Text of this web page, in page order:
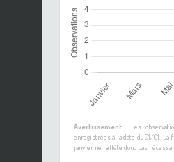
Avertissement :Les
enregistrées à la date du 01/01. La
janvier ne reflète donc pas